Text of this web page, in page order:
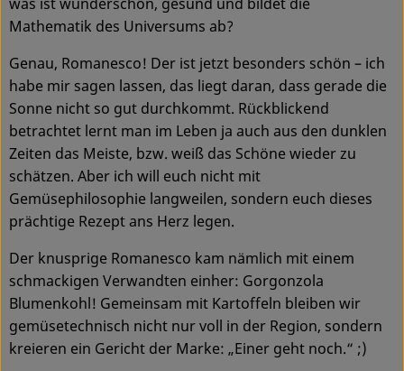
Ökokisten
Obst & Gemüse
Kühltheke
Backwaren
Haltbares
Getränke
Drogerie
So geht's
Über uns
was ist wunderschön, gesund und bildet die
Mathematik des Universums ab?
Genau, Romanesco! Der ist jetzt besonders schön – ich
habe mir sagen lassen, das liegt daran, dass gerade die
Sonne nicht so gut durchkommt. Rückblickend
betrachtet lernt man im Leben ja auch aus den dunklen
Zeiten das Meiste, bzw. weiß das Schöne wieder zu
schätzen. Aber ich will euch nicht mit
Gemüsephilosophie langweilen, sondern euch dieses
prächtige Rezept ans Herz legen.
Der knusprige Romanesco kam nämlich mit einem
schmackigen Verwandten einher: Gorgonzola
Blumenkohl! Gemeinsam mit Kartoffeln bleiben wir
gemüsetechnisch nicht nur voll in der Region, sondern
kreieren ein Gericht der Marke: „Einer geht noch.“ ;)